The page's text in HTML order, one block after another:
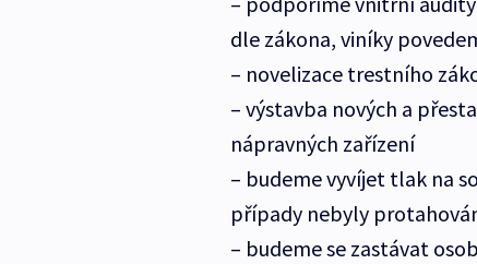
dle zákona, viníky
– novelizace trestního
– výstavba nových a
nápravných zařízení
– budeme vyvíjet tlak na
případy nebyly
– budeme se zastávat